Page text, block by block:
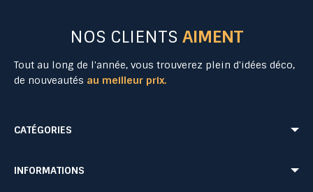
NOS CLIENTS AIMENT
Tout au long de l'année, vous trouverez plein d'idées déco,
de nouveautés au meilleur prix.
CATÉGORIES
INFORMATIONS